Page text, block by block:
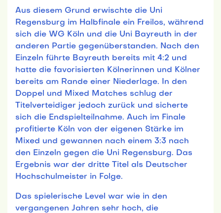
Aus diesem Grund erwischte die Uni
Regensburg im Halbfinale ein Freilos, während
sich die WG Köln und die Uni Bayreuth in der
anderen Partie gegenüberstanden. Nach den
Einzeln führte Bayreuth bereits mit 4:2 und
hatte die favorisierten Kölnerinnen und Kölner
bereits am Rande einer Niederlage. In den
Doppel und Mixed Matches schlug der
Titelverteidiger jedoch zurück und sicherte
sich die Endspielteilnahme. Auch im Finale
profitierte Köln von der eigenen Stärke im
Mixed und gewannen nach einem 3:3 nach
den Einzeln gegen die Uni Regensburg. Das
Ergebnis war der dritte Titel als Deutscher
Hochschulmeister in Folge.
Das spielerische Level war wie in den
vergangenen Jahren sehr hoch, die